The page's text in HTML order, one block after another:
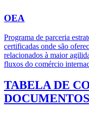
OEA
Programa de parceria
certificadas onde são
relacionados à maior
fluxos do comércio
TABELA DE